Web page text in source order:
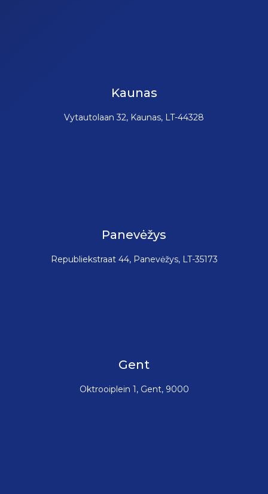
Kaunas
Vytautolaan 32, Kaunas, LT-44328
Panevėžys
Republiekstraat 44, Panevėžys, LT-35173
Gent
Oktrooiplein 1, Gent, 9000